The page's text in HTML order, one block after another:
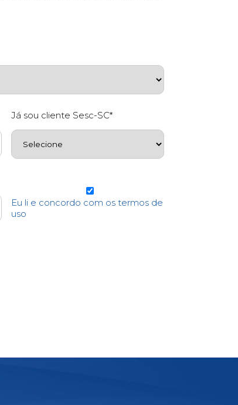
Já sou cliente Sesc-SC*
Eu li e concordo com os termos de
uso